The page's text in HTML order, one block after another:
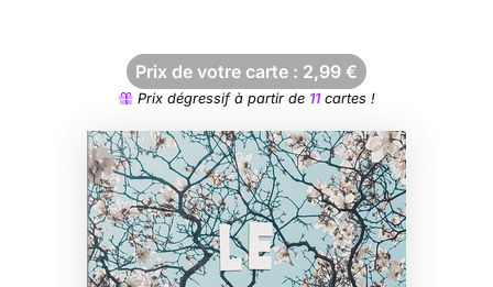
Prix de votre carte : 2,99 €
Prix dégressif à partir de 11cartes !